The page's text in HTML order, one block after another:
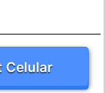
Celular